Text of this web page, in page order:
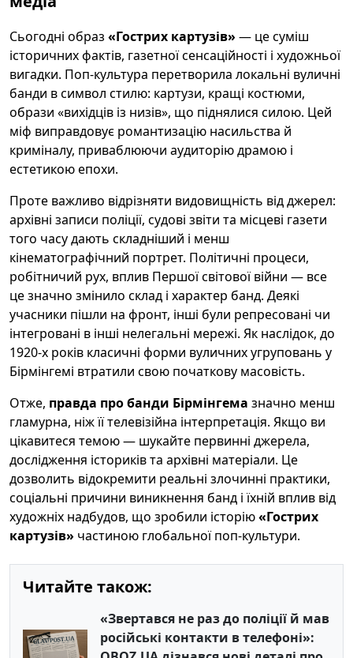
Сьогодні образ «Гострих картузів»— це суміш
історичних фактів, газетної сенсаційності і художньої
вигадки. Поп-культура перетворила локальні вуличні
банди в символ стилю: картузи, кращі костюми,
образи «вихідців із низів», що піднялися силою. Цей
міф виправдовує романтизацію насильства й
криміналу, приваблюючи аудиторію драмою і
естетикою епохи.
Проте важливо відрізняти видовищність від джерел:
архівні записи поліції, судові звіти та місцеві газети
того часу дають складніший і менш
кінематографічний портрет. Політичні процеси,
робітничий рух, вплив Першої світової війни — все
це значно змінило склад і характер банд. Деякі
учасники пішли на фронт, інші були репресовані чи
інтегровані в інші нелегальні мережі. Як наслідок, до
1920-х років класичні форми вуличних угруповань у
Бірмінгемі втратили свою початкову масовість.
Отже, правда про банди Бірмінгема значно менш
гламурна, ніж її телевізійна інтерпретація. Якщо ви
цікавитеся темою — шукайте первинні джерела,
дослідження істориків та архівні матеріали. Це
дозволить відокремити реальні злочинні практики,
соціальні причини виникнення банд і їхній вплив від
художніх надбудов, що зробили історію«Гострих
картузів» частиною глобальної поп-культури.
Читайте також:
«Звертався не раз до поліції й мав
російські контакти в телефоні»: